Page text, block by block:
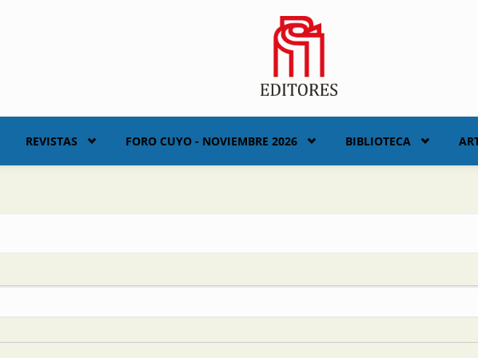
REVISTAS FORO CUYO - NOVIEMBRE 2026 BIBLIOTECA